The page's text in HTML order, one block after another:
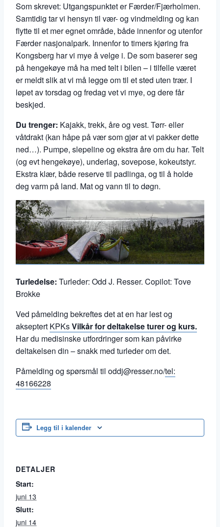
Som skrevet: Utgangspunktet er Færder/Fjærholmen.
Samtidig tar vi hensyn til vær- og vindmelding og kan
flytte til et mer egnet område, både innenfor og utenfor
Færder nasjonalpark. Innenfor to timers kjøring fra
Kongsberg har vi mye å velge i. De som baserer seg
på hengekøye må ha med telt i bilen – i tilfelle været
er meldt slik at vi må legge om til et sted uten trær. I
løpet av torsdag og fredag vet vi mye, og dere får
beskjed.
Du trenger: Kajakk, trekk, åre og vest. Tørr- eller
våtdrakt (kan håpe på vær som gjør at vi pakker dette
ned…). Pumpe, slepeline og ekstra åre om du har. Telt
(og evt hengekøye), underlag, sovepose, kokeutstyr.
Ekstra klær, både reserve til padlinga, og til å holde
deg varm på land. Mat og vann til to døgn.
Turledelse: Turleder: Odd J. Resser. Copilot: Tove
Brokke
Ved påmelding bekreftes det at en har lest og
akseptert KPKsVilkår for deltakelse turer og kurs.
Har du medisinske utfordringer som kan påvirke
deltakelsen din – snakk med turleder om det.
Påmelding og spørsmål til oddj@resser.no/tel:
48166228
Legg til i kalender
DETALJER
Start:
juni 13
Slutt:
juni 14